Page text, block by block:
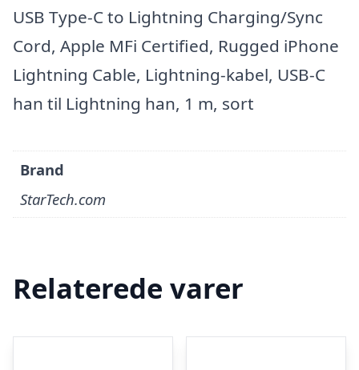
USB Type-C to Lightning Charging/Sync
Cord, Apple MFi Certified, Rugged iPhone
Lightning Cable, Lightning-kabel, USB-C
han til Lightning han, 1 m, sort
Brand
StarTech.com
Relaterede varer